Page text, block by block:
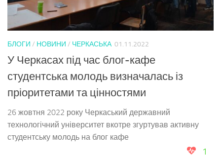
БЛОГИ / НОВИНИ / ЧЕРКАСЬКА 01.11.2022
У Черкасах під час блог-кафе
студентська молодь визначалась із
пріоритетами та цінностями
26 жовтня 2022 року Черкаський державний
технологічний університет вкотре згуртував активну
студентську молодь на блог кафе
1